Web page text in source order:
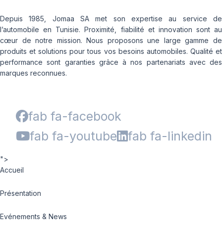
Depuis 1985, Jomaa SA met son expertise au service de
l’automobile en Tunisie. Proximité, fiabilité et innovation sont au
cœur de notre mission. Nous proposons une large gamme de
produits et solutions pour tous vos besoins automobiles. Qualité et
performance sont garanties grâce à nos partenariats avec des
marques reconnues.
fab fa-facebook
fab fa-youtube
fab fa-linkedin
">
Accueil
Présentation
Evénements & News